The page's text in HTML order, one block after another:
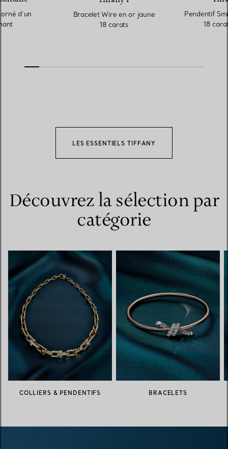
d’un
Bracelet Wire en or jaune
18 carats
Pendentif
18
LES ESSENTIELS TIFFANY
Découvrez la sélection par
catégorie
COLLIERS & PENDENTIFS BRACELETS